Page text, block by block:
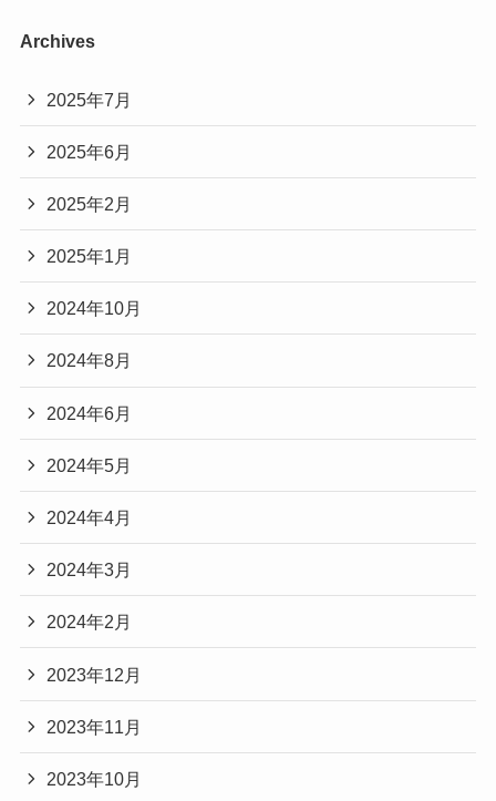
Archives
2025年7月
2025年6月
2025年2月
2025年1月
2024年10月
2024年8月
2024年6月
2024年5月
2024年4月
2024年3月
2024年2月
2023年12月
2023年11月
2023年10月